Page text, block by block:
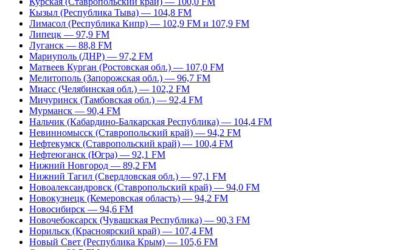
Кызыл (Республика Тыва) — 104,8 FM
Лимасол (Республика Кипр) — 102,9 FM и 107,9 FM
Липецк — 97,9 FM
Луганск — 88,8 FM
Мариуполь (ДНР) — 97,2 FM
Матвеев Курган (Ростовская обл.) — 107,0 FM
Мелитополь (Запорожская обл.) — 96,7 FM
Миасс (Челябинская обл.) — 102,2 FM
Мичуринск (Тамбовская обл.) — 92,4 FM
Мурманск — 90,4 FM
Нальчик (Кабардино-Балкарская Республика) — 104,4 FM
Невинномысск (Ставропольский край) — 94,2 FM
Нефтекумск (Ставропольский край) — 100,4 FM
Нефтеюганск (Югра) — 92,1 FM
Нижний Новгород — 89,2 FM
Нижний Тагил (Свердловская обл.) — 97,1 FM
Новоалександровск (Ставропольский край) — 94,0 FM
Новокузнецк (Кемеровская область) — 94,2 FM
Новосибирск — 94,6 FM
Новочебоксарск (Чувашская Республика) — 90,3 FM
Норильск (Красноярский край) — 107,4 FM
Новый Свет (Республика Крым) — 105,6 FM